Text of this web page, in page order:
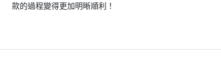
款的過程變得更加明晰順利！